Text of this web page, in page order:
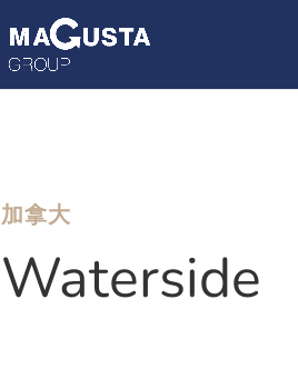
加拿大
Waterside